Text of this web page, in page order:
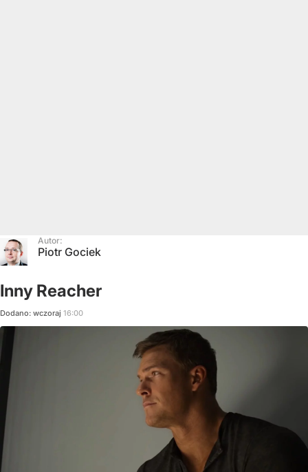
Autor:
Piotr Gociek
Inny Reacher
Dodano: wczoraj 16:00